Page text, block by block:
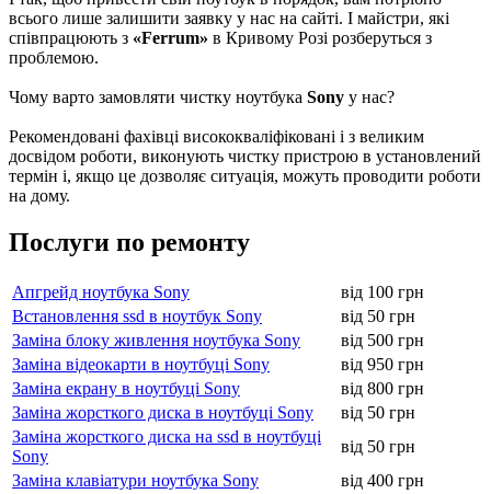
всього лише залишити заявку у нас на сайті. І майстри, які
співпрацюють з «Ferrum» в Кривому Розі розберуться з
проблемою.
Чому варто замовляти чистку ноутбука Sony у нас?
Рекомендовані фахівці висококваліфіковані і з великим
досвідом роботи, виконують чистку пристрою в установлений
термін і, якщо це дозволяє ситуація, можуть проводити роботи
на дому.
Послуги по ремонту
Апгрейд ноутбука Sony
від 100 грн
Встановлення ssd в ноутбук Sony
від 50 грн
Заміна блоку живлення ноутбука Sony
від 500 грн
Заміна відеокарти в ноутбуці Sony
від 950 грн
Заміна екрану в ноутбуці Sony
від 800 грн
Заміна жорсткого диска в ноутбуці Sony
від 50 грн
Заміна жорсткого диска на ssd в ноутбуці
Sony
від 50 грн
Заміна клавіатури ноутбука Sony
від 400 грн